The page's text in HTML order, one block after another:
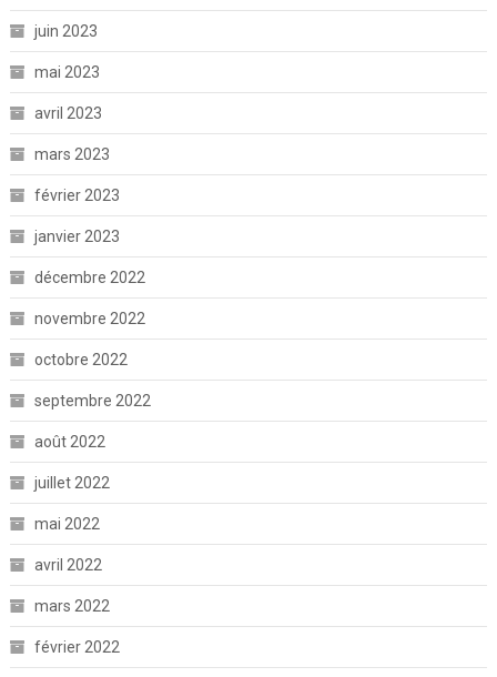
juin 2023
mai 2023
avril 2023
mars 2023
février 2023
janvier 2023
décembre 2022
novembre 2022
octobre 2022
septembre 2022
août 2022
juillet 2022
mai 2022
avril 2022
mars 2022
février 2022